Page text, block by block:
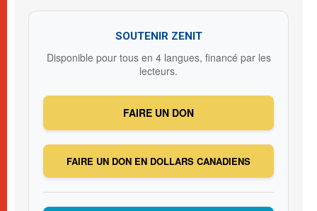
SOUTENIR ZENIT
Disponible pour tous en 4 langues, financé par les
lecteurs.
FAIRE UN DON
FAIRE UN DON EN DOLLARS CANADIENS